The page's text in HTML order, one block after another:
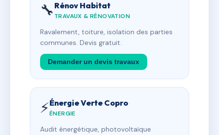
🔧 Rénov Habitat
TRAVAUX & RÉNOVATION
Ravalement, toiture, isolation des parties
communes. Devis gratuit.
Demander un devis travaux
⚡Énergie Verte Copro
ÉNERGIE
Audit énergétique, photovoltaïque